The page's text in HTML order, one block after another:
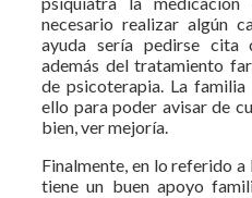
necesario realizar algún
ayuda sería pedirse cita
además del tratamiento
de psicoterapia. La
ello para poder avisar de
bien, ver mejoría.
Finalmente, en lo referido
tiene un buen apoyo